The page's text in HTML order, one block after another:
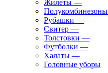
Жилеты —
Полукомбинезоны
Рубашки —
Свитер —
Толстовки —
Футболки —
Халаты —
Головные уборы